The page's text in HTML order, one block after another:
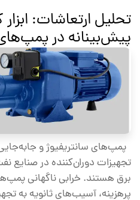
تحلیل ارتعاشات:
پیش‌بینانه در
پمپ‌های سانتریفیوژ و
تجهیزات دوران‌کننده در صنایع
برق هستند. خرابی ناگهانی
پرهزینه، آسیب‌های ثانویه به